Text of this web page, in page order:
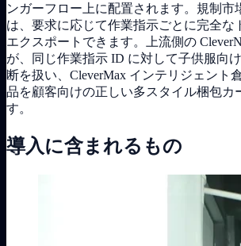
ンガーフロー上に配置されます。規制市
は、要求に応じて作業指示ごとに完全な
エクスポートできます。上流側の
が、同じ作業指示 ID に対して子供服向
断を扱い、CleverMax インテリジェント
品を顧客向けの正しい多スタイル梱包カ
す。
導入に含まれるもの